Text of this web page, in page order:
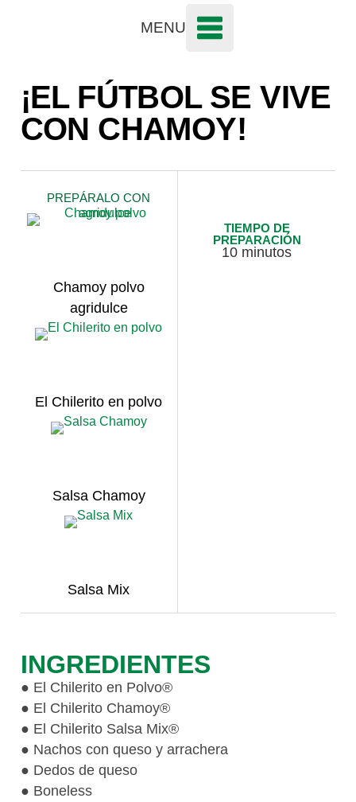
MENU
¡EL FÚTBOL SE VIVE
CON CHAMOY!
PREPÁRALO CON
Chamoy polvo
agridulce
El Chilerito en polvo
Salsa Chamoy
Salsa Mix
TIEMPO DE
PREPARACIÓN
10 minutos
INGREDIENTES
● El Chilerito en Polvo®
● El Chilerito Chamoy®
● El Chilerito Salsa Mix®
● Nachos con queso y arrachera
● Dedos de queso
● Boneless